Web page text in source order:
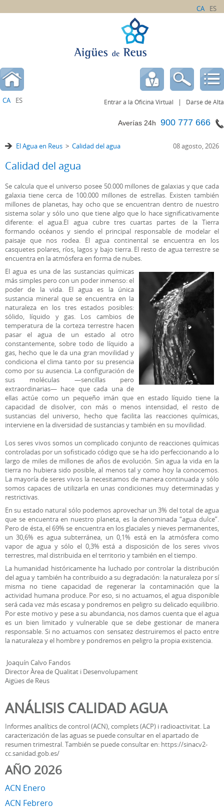
CA ES
CA ES Entrar a la Oficina Virtual | Darse de Alta
Averías 24h 900 777 666
08 agosto, 2026
El Agua en Reus > Calidad del agua
Calidad del agua
Se calcula que el universo posee 50.000 millones de galaxias y que cada
galaxia tiene cerca de 100.000 millones de estrellas. Existen también
millones de planetas, hay ocho que se encuentran dentro de nuestro
sistema solar y sólo uno que tiene algo que lo hace significativamente
diferente: el agua.El agua cubre tres cuartas partes de la Tierra
formando océanos y siendo el principal responsable de modelar el
paisaje que nos rodea. El agua continental se encuentra en los
casquetes polares, ríos, lagos y bajo tierra. El resto de agua terrestre se
encuentra en la atmósfera en forma de nubes.
El agua es una de las sustancias químicas
más simples pero con un poder inmenso: el
poder de la vida. El agua es la única
sustancia mineral que se encuentra en la
naturaleza en los tres estados posibles:
sólido, líquido y gas. Los cambios de
temperatura de la corteza terrestre hacen
pasar el agua de un estado al otro
constantemente, sobre todo de líquido a
gas, hecho que le da una gran movilidad y
condiciona el clima tanto por su presencia
como por su ausencia. La configuración de
sus moléculas —sencillas pero
extraordinarias— hace que cada una de
ellas actúe como un pequeño imán que en estado líquido tiene la
capacidad de disolver, con más o menos intensidad, el resto de
sustancias del universo, hecho que facilita las reacciones químicas,
interviene en la diversidad de sustancias y también en su movilidad.
Los seres vivos somos un complicado conjunto de reacciones químicas
controladas por un sofisticado código que se ha ido perfeccionando a lo
largo de miles de millones de años de evolución. Sin agua la vida en la
tierra no hubiera sido posible, al menos tal y como hoy la conocemos.
La mayoría de seres vivos la necesitamos de manera continuada y sólo
somos capaces de utilizarla en unas condiciones muy determinadas y
restrictivas.
En su estado natural sólo podemos aprovechar un 3% del total de agua
que se encuentra en nuestro planeta, es la denominada “agua dulce”.
Pero de ésta, el 69% se encuentra en los glaciales y nieves permanentes,
un 30,6% es agua subterránea, un 0,1% está en la atmósfera como
vapor de agua y sólo el 0,3% está a disposición de los seres vivos
terrestres, mal distribuida en el territorio y también en el tiempo.
La humanidad históricamente ha luchado por controlar la distribución
del agua y también ha contribuido a su degradación: la naturaleza por sí
misma no tiene capacidad de regenerar la contaminación que la
actividad humana produce. Por eso, si no actuamos, el agua disponible
será cada vez más escasa y pondremos en peligro su delicado equilibrio.
Por este motivo y pese a su abundancia, nos damos cuenta que el agua
es un bien limitado y vulnerable que se debe gestionar de manera
responsable. Si no actuamos con sensatez destruiremos el pacto entre
la naturaleza y el hombre y pondremos en peligro la propia existencia.
Joaquín Calvo Fandos
Director Àrea de Qualitat i Desenvolupament
Aigües de Reus
ANÁLISIS CALIDAD AGUA
Informes analítics de control (ACN), complets (ACP) i radioactivitat. La
caracterización de las aguas se puede consultar en el apartado de
resumen trimestral. También se puede consultar en: https://sinacv2-
cc.sanidad.gob.es/
AÑO 2026
ACN Enero
ACN Febrero